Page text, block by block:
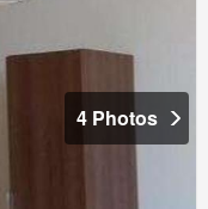
4 Photos